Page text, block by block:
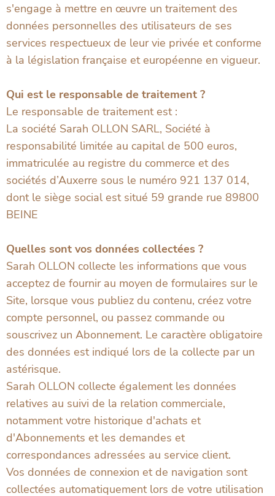
s'engage à mettre en œuvre un traitement des
données personnelles des utilisateurs de ses
services respectueux de leur vie privée et conforme
à la législation française et européenne en vigueur.
Qui est le responsable de traitement ?
Le responsable de traitement est :
La société Sarah OLLON SARL, Société à
responsabilité limitée au capital de 500 euros,
immatriculée au registre du commerce et des
sociétés d’Auxerre sous le numéro 921 137 014,
dont le siège social est situé 59 grande rue 89800
BEINE
Quelles sont vos données collectées ?
Sarah OLLON collecte les informations que vous
acceptez de fournir au moyen de formulaires sur le
Site, lorsque vous publiez du contenu, créez votre
compte personnel, ou passez commande ou
souscrivez un Abonnement. Le caractère obligatoire
des données est indiqué lors de la collecte par un
astérisque.
Sarah OLLON collecte également les données
relatives au suivi de la relation commerciale,
notamment votre historique d'achats et
d'Abonnements et les demandes et
correspondances adressées au service client.
Vos données de connexion et de navigation sont
collectées automatiquement lors de votre utilisation